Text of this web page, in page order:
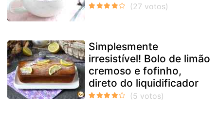
Simplesmente
irresistível! Bolo de limão
cremoso e fofinho,
direto do liquidificador